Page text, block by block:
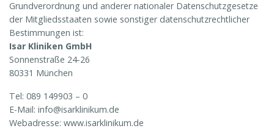
Grundverordnung und anderer nationaler Datenschutzgesetze
der Mitgliedsstaaten sowie sonstiger datenschutzrechtlicher
Bestimmungen ist:
Isar Kliniken GmbH
Sonnenstraße 24-26
80331 München
Tel: 089 149903 – 0
E-Mail: info@isarklinikum.de
Webadresse: www.isarklinikum.de